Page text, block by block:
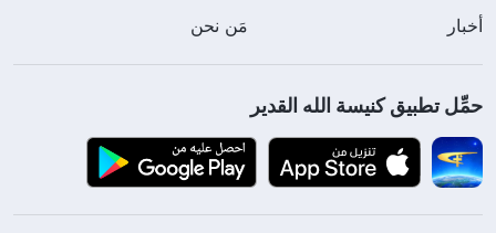
أخبار
مَن نحن
حمِّل تطبيق كنيسة الله القدير